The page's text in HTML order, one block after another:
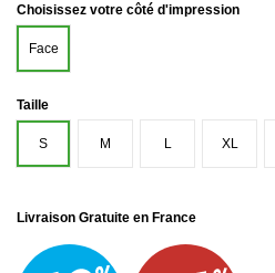
Choisissez votre côté d'impression
Face
Taille
S M L XL
Livraison Gratuite en France